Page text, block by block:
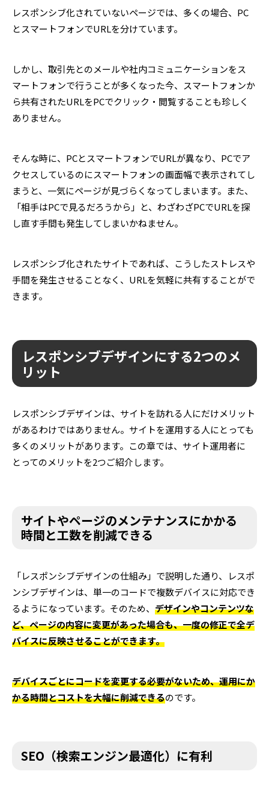
レスポンシブ化されていないページでは、多くの場合、PC
とスマートフォンでURLを分けています。
しかし、取引先とのメールや社内コミュニケーションをス
マートフォンで行うことが多くなった今、スマートフォンか
ら共有されたURLをPCでクリック・閲覧することも珍しく
ありません。
そんな時に、PCとスマートフォンでURLが異なり、PCでア
クセスしているのにスマートフォンの画面幅で表示されてし
まうと、一気にページが見づらくなってしまいます。また、
「相手はPCで見るだろうから」と、わざわざPCでURLを探
し直す手間も発生してしまいかねません。
レスポンシブ化されたサイトであれば、こうしたストレスや
手間を発生させることなく、URLを気軽に共有することがで
きます。
レスポンシブデザインにする2つのメ
リット
レスポンシブデザインは、サイトを訪れる人にだけメリット
があるわけではありません。サイトを運用する人にとっても
多くのメリットがあります。この章では、サイト運用者に
とってのメリットを2つご紹介します。
サイトやページのメンテナンスにかかる
時間と工数を削減できる
「レスポンシブデザインの仕組み」で説明した通り、レスポ
ンシブデザインは、単一のコードで複数デバイスに対応でき
るようになっています。そのため、 デザインやコンテンツな
ど、ページの内容に変更があった場合も、一度の修正で全デ
バイスに反映させることができます。
デバイスごとにコードを変更する必要がないため、運用にか
かる時間とコストを大幅に削減できるのです。
SEO（検索エンジン最適化）に有利